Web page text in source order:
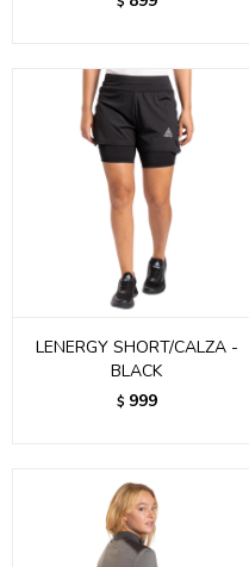
LENERGY SHORT/CALZA -
BLACK
$ 999